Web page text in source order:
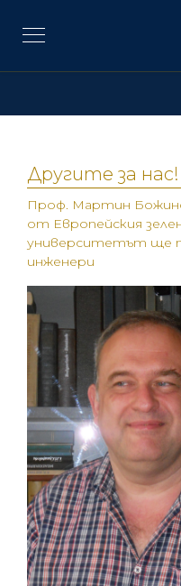
Другите за нас!
Проф. Мартин
от Европейския
университетът ще
инженери